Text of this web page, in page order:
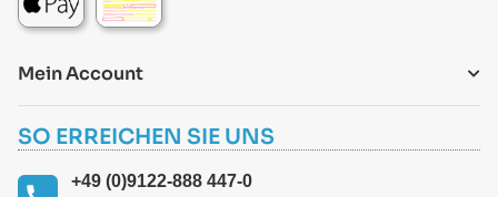
Mein Account
SO ERREICHEN SIE UNS
+49 (0)9122-888 447-0